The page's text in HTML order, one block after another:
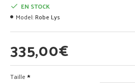
335,00€
EN STOCK
Model:Robe Lys
Taille